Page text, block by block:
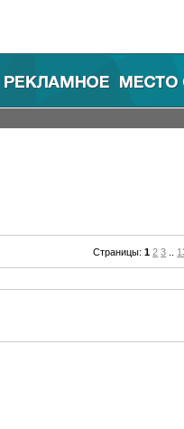
Страницы:1 2 3